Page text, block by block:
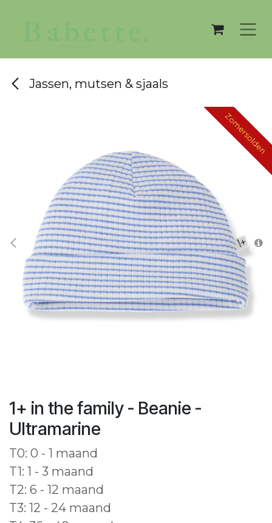
Jassen, mutsen & sjaals
Zomersolden
Zomersolden
1+ in the family - Beanie -
Ultramarine
T0: 0 - 1 maand
T1: 1 - 3 maand
T2: 6 - 12 maand
T3: 12 - 24 maand